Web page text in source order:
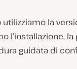
la
l’installazione,
guidata di